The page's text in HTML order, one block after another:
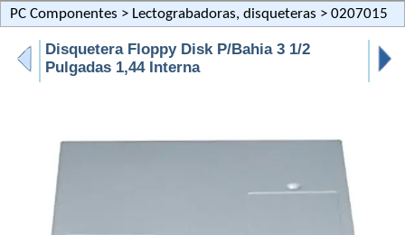
PC Componentes > Lectograbadoras, disqueteras > 0207015
Disquetera Floppy Disk P/Bahia 3 1/2
Pulgadas 1,44 Interna